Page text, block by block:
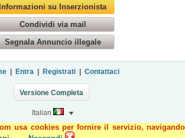
cookies per fornire il servizio, navigando
Informazioni su Inserzionista
Condividi via mail
Segnala Annuncio illegale
| Entra Registrati| Contattaci
Versione Completa
Italian
Annunci - Nellabacheca.com - annunci economici